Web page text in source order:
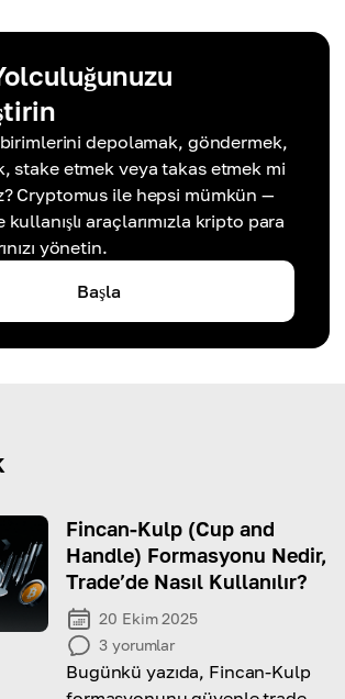
depolamak, göndermek,
stake etmek veya takas etmek mi
Cryptomus ile hepsi mümkün —
araçlarımızla kripto para
yönetin.
Başla
Fincan-Kulp (Cup and
Handle) Formasyonu Nedir,
Trade’de Nasıl Kullanılır?
20 Ekim 2025
3 yorumlar
Bugünkü yazıda, Fincan-Kulp